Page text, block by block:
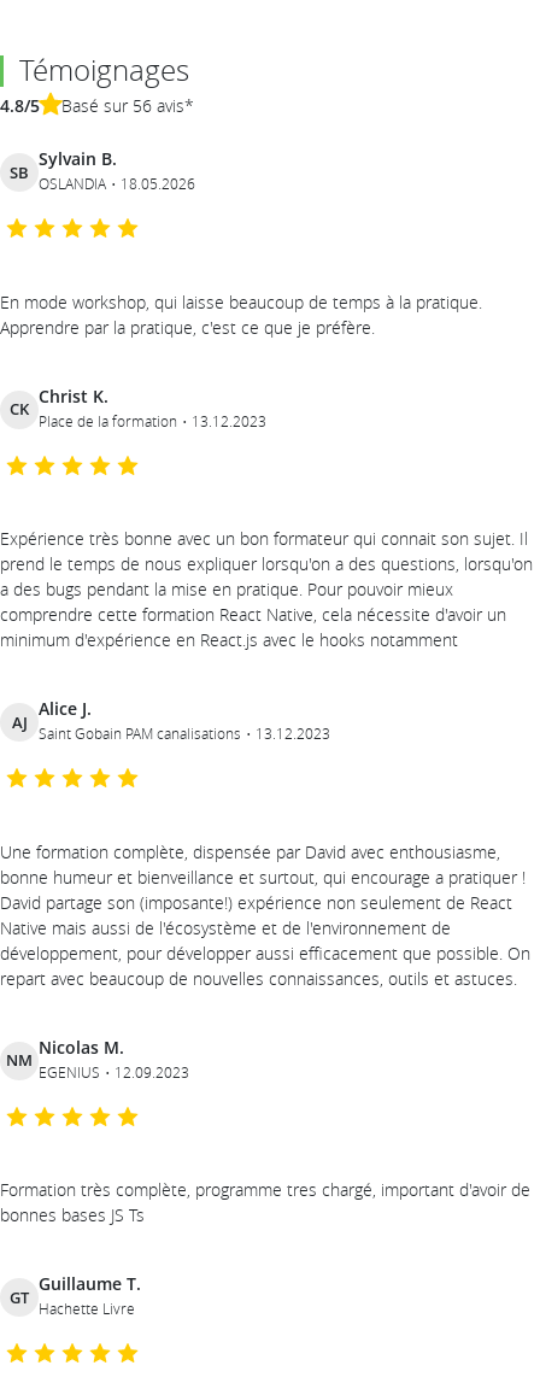
Témoignages
4.8/5 Basé sur 56 avis*
SB
Sylvain B.
OSLANDIA 18.05.2026
En mode workshop, qui laisse beaucoup de temps à la pratique.
Apprendre par la pratique, c'est ce que je préfère.
CK
Christ K.
Place de la formation 13.12.2023
Expérience très bonne avec un bon formateur qui connait son sujet. Il
prend le temps de nous expliquer lorsqu'on a des questions, lorsqu'on
a des bugs pendant la mise en pratique. Pour pouvoir mieux
comprendre cette formation React Native, cela nécessite d'avoir un
minimum d'expérience en React.js avec le hooks notamment
AJ
Alice J.
Saint Gobain PAM canalisations 13.12.2023
Une formation complète, dispensée par David avec enthousiasme,
bonne humeur et bienveillance et surtout, qui encourage a pratiquer !
David partage son (imposante!) expérience non seulement de React
Native mais aussi de l'écosystème et de l'environnement de
développement, pour développer aussi efficacement que possible. On
repart avec beaucoup de nouvelles connaissances, outils et astuces.
NM
Nicolas M.
EGENIUS 12.09.2023
Formation très complète, programme tres chargé, important d'avoir de
bonnes bases JS Ts
GT
Guillaume T.
Hachette Livre